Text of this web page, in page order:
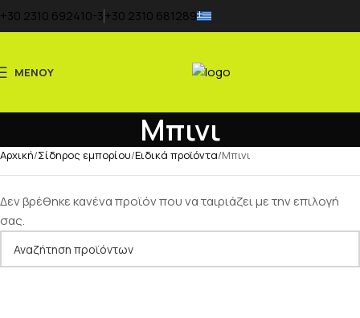
+30 2310 692410-3+30 2310 681289
ΜΕΝΟΥ
Μπινι
Αρχική Σίδηρος εμπορίου Ειδικά προϊόντα Μπινι
Δεν βρέθηκε κανένα προϊόν που να ταιριάζει με την επιλογή
σας.